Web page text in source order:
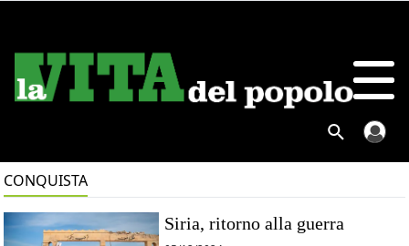
CONQUISTA
Siria, ritorno alla guerra